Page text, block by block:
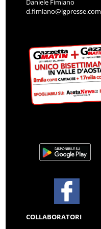
Daniele Fimiano
d.fimiano@lgpresse.com
COLLABORATORI